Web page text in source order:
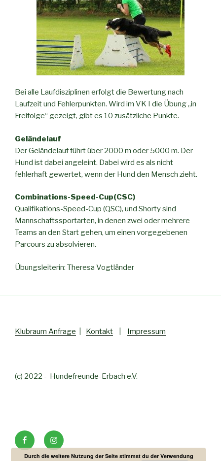
Bei alle Laufdisziplinen erfolgt die Bewertung nach
Laufzeit und Fehlerpunkten. Wird im VK I die Übung „in
Freifolge“ gezeigt, gibt es 10 zusätzliche Punkte.
Geländelauf
Der Geländelauf führt über 2000 m oder 5000 m. Der
Hund ist dabei angeleint. Dabei wird es als nicht
fehlerhaft gewertet, wenn der Hund den Mensch zieht.
Combinations-Speed-Cup(CSC)
Qualifikations-Speed-Cup (QSC), und Shorty sind
Mannschaftssportarten, in denen zwei oder mehrere
Teams an den Start gehen, um einen vorgegebenen
Parcours zu absolvieren.
Übungsleiterin: Theresa Vogtländer
Klubraum Anfrage Kontakt Impressum
(c) 2022 - Hundefreunde-Erbach e.V.
Durch die weitere Nutzung der Seite stimmst du der Verwendung